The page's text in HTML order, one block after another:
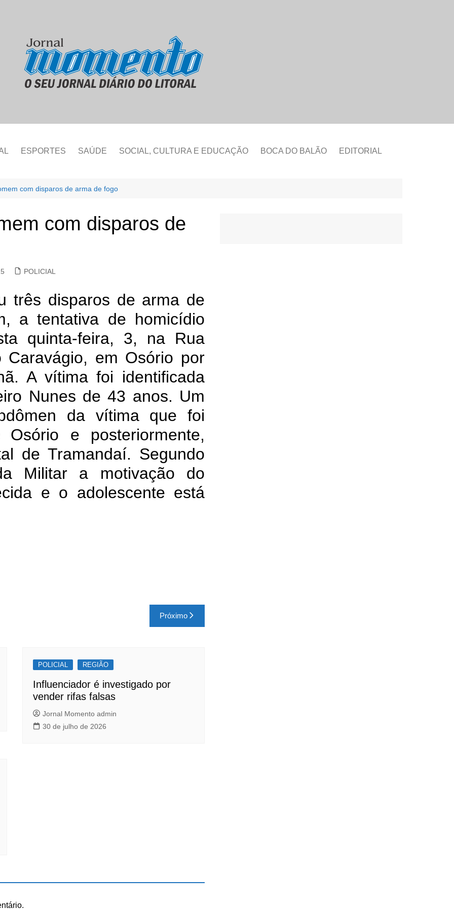
ESPORTES SAÚDE SOCIAL, CULTURA E EDUCAÇÃO BOCA DO BALÃO EDITORIAL
com disparos de arma de fogo
com disparos de
POLICIAL
três disparos de arma de
a tentativa de homicídio
quinta-feira, 3, na Rua
em Osório por
A vítima foi identificada
Nunes de 43 anos. Um
da vítima que foi
e posteriormente,
de Tramandaí. Segundo
Militar a motivação do
e o adolescente está
Próximo
POLICIAL REGIÃO
Influenciador é investigado por
vender rifas falsas
Jornal Momento admin
30 de julho de 2026